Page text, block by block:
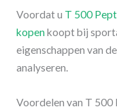
Voordat u T 500
kopenkoopt bij
eigenschappen van
analyseren.
Voordelen van T 500